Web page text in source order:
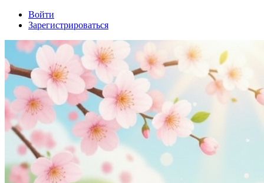
Войти
Зарегистрироваться